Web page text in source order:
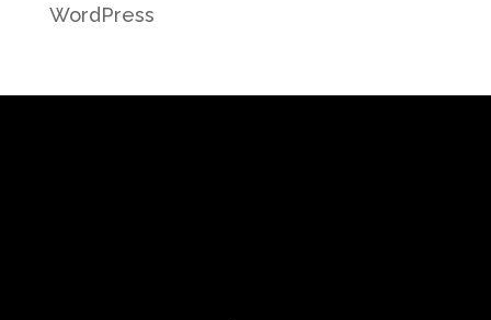
WordPress